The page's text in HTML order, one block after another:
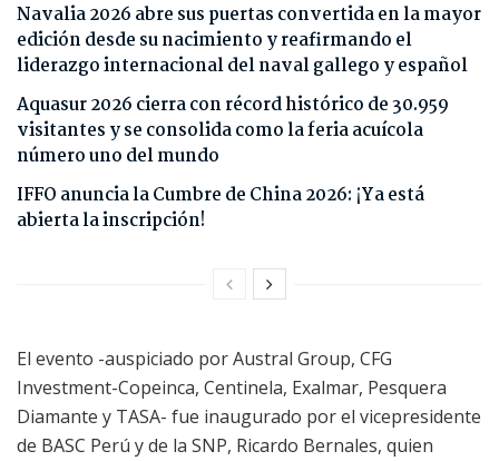
Navalia 2026 abre sus puertas convertida en la mayor
edición desde su nacimiento y reafirmando el
liderazgo internacional del naval gallego y español
Aquasur 2026 cierra con récord histórico de 30.959
visitantes y se consolida como la feria acuícola
número uno del mundo
IFFO anuncia la Cumbre de China 2026: ¡Ya está
abierta la inscripción!
El evento -auspiciado por Austral Group, CFG
Investment-Copeinca, Centinela, Exalmar, Pesquera
Diamante y TASA- fue inaugurado por el vicepresidente
de BASC Perú y de la SNP, Ricardo Bernales, quien